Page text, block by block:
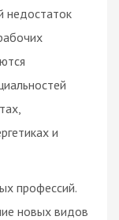
недостаток
и
профессий.
новых видов